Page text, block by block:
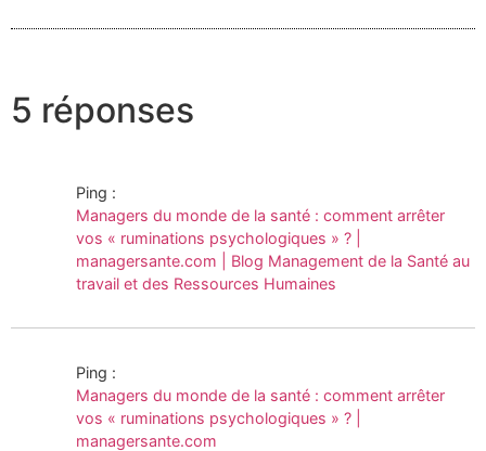
5 réponses
Ping :
Managers du monde de la santé : comment arrêter
vos « ruminations psychologiques » ? |
managersante.com | Blog Management de la Santé au
travail et des Ressources Humaines
Ping :
Managers du monde de la santé : comment arrêter
vos « ruminations psychologiques » ? |
managersante.com